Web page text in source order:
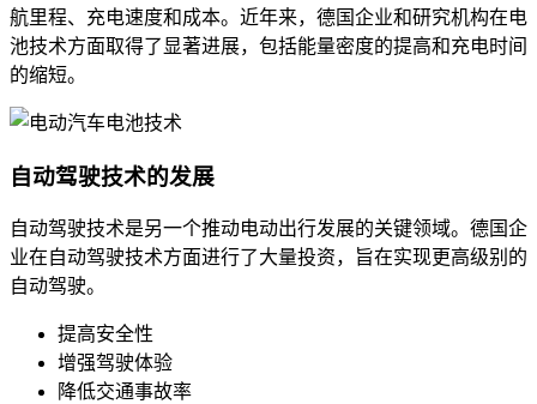
航里程、充电速度和成本。近年来，德国企业和研究机构在电
池技术方面取得了显著进展，包括能量密度的提高和充电时间
的缩短。
自动驾驶技术的发展
自动驾驶技术是另一个推动电动出行发展的关键领域。德国企
业在自动驾驶技术方面进行了大量投资，旨在实现更高级别的
自动驾驶。
提高安全性
增强驾驶体验
降低交通事故率